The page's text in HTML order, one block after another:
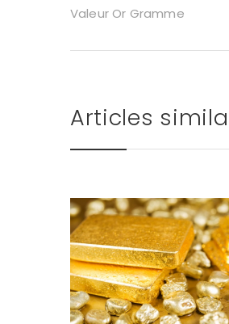
Valeur Or Gramme
Articles